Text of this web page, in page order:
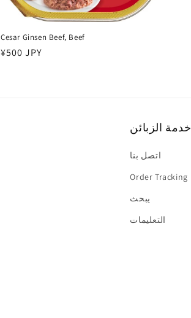
Cesar Ginsen Beef, Beef
سعر
¥500 JPY
خدمة الزبائن
اتصل بنا
Order Tracking
يبحث
التعليمات